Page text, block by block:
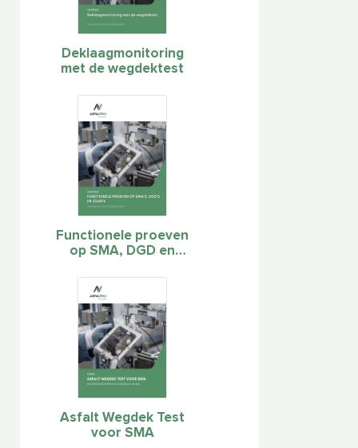
Deklaagmonitoring
met de wegdektest
Functionele proeven
op SMA, DGD en
Asfalt Wegdek Test
voor SMA